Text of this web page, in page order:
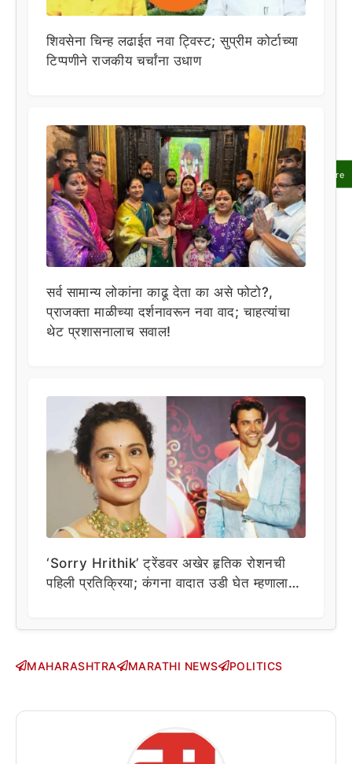
Share
शिवसेना चिन्ह लढाईत नवा ट्विस्ट; सुप्रीम कोर्टाच्या
टिप्पणीने राजकीय चर्चांना उधाण
सर्व सामान्य लोकांना काढू देता का असे फोटो?,
प्राजक्ता माळीच्या दर्शनावरून नवा वाद; चाहत्यांचा
थेट प्रशासनालाच सवाल!
‘Sorry Hrithik’ ट्रेंडवर अखेर हृतिक रोशनची
पहिली प्रतिक्रिया; कंगना वादात उडी घेत म्हणाला…
MAHARASHTRA MARATHI NEWS POLITICS